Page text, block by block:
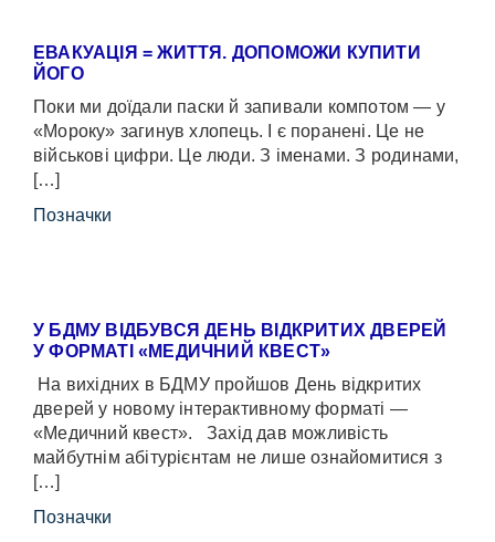
ЕВАКУАЦІЯ = ЖИТТЯ. ДОПОМОЖИ КУПИТИ
ЙОГО
Поки ми доїдали паски й запивали компотом — у
«Мороку» загинув хлопець. І є поранені. Це не
військові цифри. Це люди. З іменами. З родинами,
[…]
Позначки
У БДМУ ВІДБУВСЯ ДЕНЬ ВІДКРИТИХ ДВЕРЕЙ
У ФОРМАТІ «МЕДИЧНИЙ КВЕСТ»
На вихідних в БДМУ пройшов День відкритих
дверей у новому інтерактивному форматі —
«Медичний квест». Захід дав можливість
майбутнім абітурієнтам не лише ознайомитися з
[…]
Позначки